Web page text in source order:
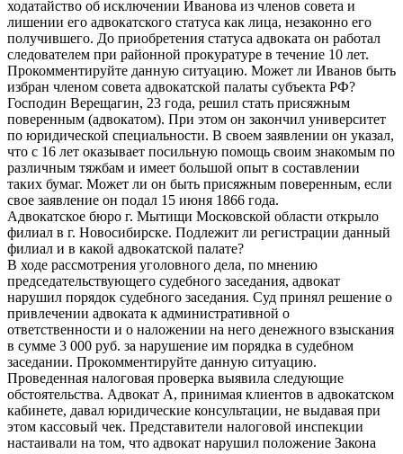
ходатайство об исключении Иванова из членов совета и
лишении его адвокатского статуса как лица, незаконно его
получившего. До приобретения статуса адвоката он работал
следователем при районной прокуратуре в течение 10 лет.
Прокомментируйте данную ситуацию. Может ли Иванов быть
избран членом совета адвокатской палаты субъекта РФ?
Господин Верещагин, 23 года, решил стать присяжным
поверенным (адвокатом). При этом он закончил университет
по юридической специальности. В своем заявлении он указал,
что с 16 лет оказывает посильную помощь своим знакомым по
различным тяжбам и имеет большой опыт в составлении
таких бумаг. Может ли он быть присяжным поверенным, если
свое заявление он подал 15 июня 1866 года.
Адвокатское бюро г. Мытищи Московской области открыло
филиал в г. Новосибирске. Подлежит ли регистрации данный
филиал и в какой адвокатской палате?
В ходе рассмотрения уголовного дела, по мнению
председательствующего судебного заседания, адвокат
нарушил порядок судебного заседания. Суд принял решение о
привлечении адвоката к административной о
ответственности и о наложении на него денежного взыскания
в сумме 3 000 руб. за нарушение им порядка в судебном
заседании. Прокомментируйте данную ситуацию.
Проведенная налоговая проверка выявила следующие
обстоятельства. Адвокат А, принимая клиентов в адвокатском
кабинете, давал юридические консультации, не выдавая при
этом кассовый чек. Представители налоговой инспекции
настаивали на том, что адвокат нарушил положение Закона